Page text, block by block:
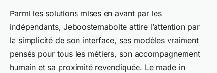
Parmi les solutions mises en avant par les
indépendants, Jeboostemaboite attire l’attention par
la simplicité de son interface, ses modèles vraiment
pensés pour tous les métiers, son accompagnement
humain et sa proximité revendiquée. Le made in